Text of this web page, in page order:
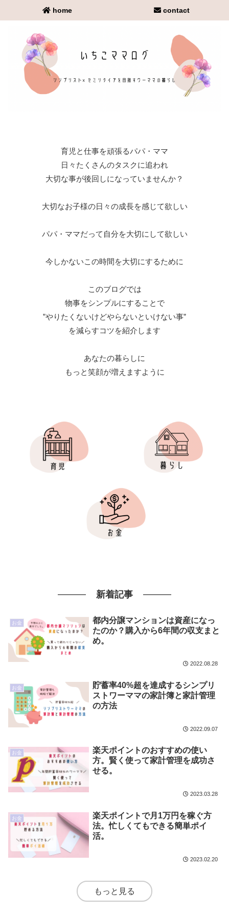
home contact
育児と仕事を頑張るパパ・ママ
日々たくさんのタスクに追われ
大切な事が後回しになっていませんか？
大切なお子様の日々の成長を感じて欲しい
パパ・ママだって自分を大切にして欲しい
今しかないこの時間を大切にするために
このブログでは
物事をシンプルにすることで
”やりたくないけどやらないといけない事”
を減らすコツを紹介します
あなたの暮らしに
もっと笑顔が増えますように
新着記事
お金
都内分譲マンションは資産になっ
たのか？購入から6年間の収支まと
め。
2022.08.28
お金
貯蓄率40%超を達成するシンプリ
ストワーママの家計簿と家計管理
の方法
2022.09.07
お金
楽天ポイントのおすすめの使い
方。賢く使って家計管理を成功さ
せる。
2023.03.28
お金
楽天ポイントで月1万円を稼ぐ方
法。忙しくてもできる簡単ポイ
活。
2023.02.20
もっと見る